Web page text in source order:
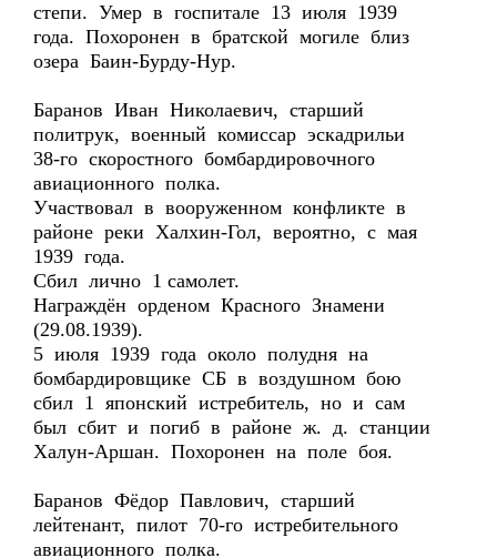
степи. Умер в госпитале 13 июля 1939
года. Похоронен в братской могиле близ
озера Баин-Бурду-Нур.
Баранов Иван Николаевич, старший
политрук, военный комиссар эскадрильи
38-го скоростного бомбардировочного
авиационного полка.
Участвовал в вооруженном конфликте в
районе реки Халхин-Гол, вероятно, с мая
1939 года.
Сбил лично 1 самолет.
Награждён орденом Красного Знамени
(29.08.1939).
5 июля 1939 года около полудня на
бомбардировщике СБ в воздушном бою
сбил 1 японский истребитель, но и сам
был сбит и погиб в районе ж. д. станции
Халун-Аршан. Похоронен на поле боя.
Баранов Фёдор Павлович, старший
лейтенант, пилот 70-го истребительного
авиационного полка.